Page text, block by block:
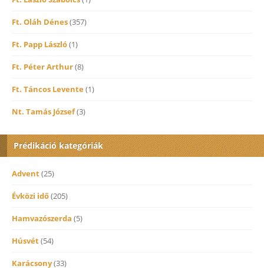
Ft. Oláh Dénes(357)
Ft. Papp László(1)
Ft. Péter Arthur(8)
Ft. Táncos Levente(1)
Nt. Tamás József(3)
Prédikáció kategóriák
Advent(25)
Évközi idő(205)
Hamvazószerda (5)
Húsvét(54)
Karácsony(33)